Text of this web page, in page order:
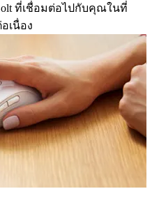
ที่เชื่อมต่อไปกับคุณในที่
เนื่อง